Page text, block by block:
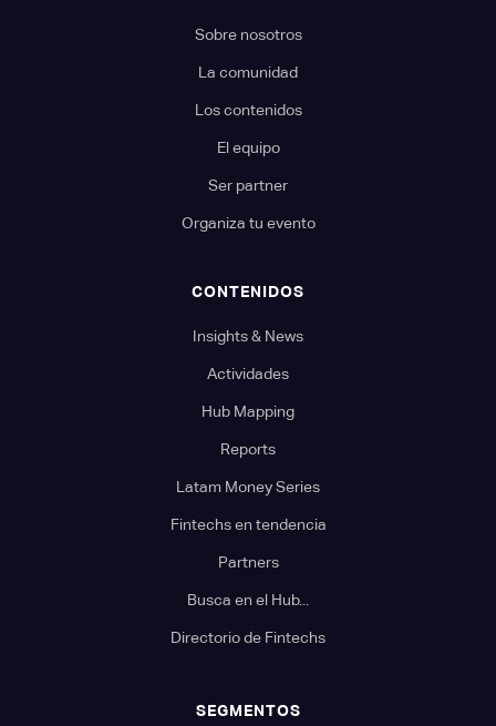
Sobre nosotros
La comunidad
Los contenidos
El equipo
Ser partner
Organiza tu evento
CONTENIDOS
Insights & News
Actividades
Hub Mapping
Reports
Latam Money Series
Fintechs en tendencia
Partners
Busca en el Hub...
Directorio de Fintechs
SEGMENTOS